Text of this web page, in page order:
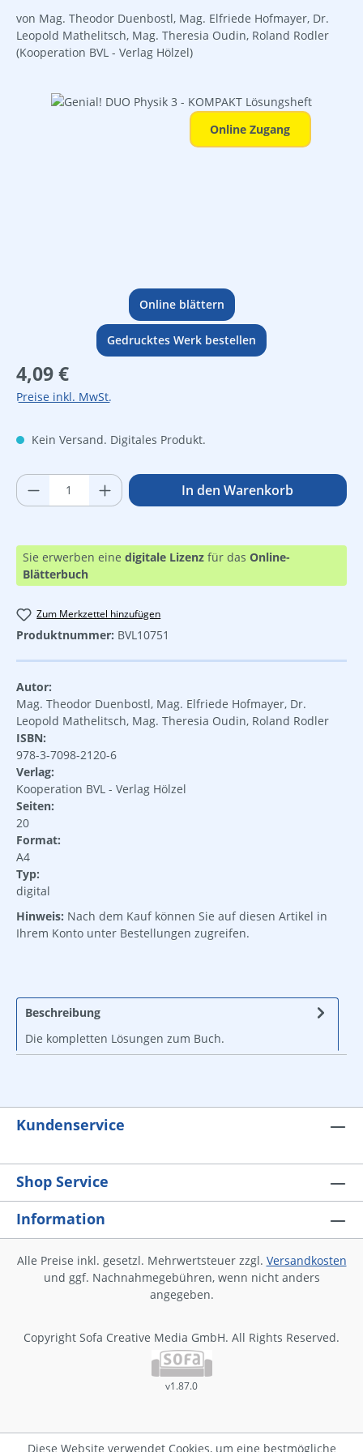
von Mag. Theodor Duenbostl, Mag. Elfriede Hofmayer, Dr.
Leopold Mathelitsch, Mag. Theresia Oudin, Roland Rodler
(Kooperation BVL - Verlag Hölzel)
Bildergalerie überspringen
Online Zugang
Online blättern
Gedrucktes Werk bestellen
Regulärer Preis:
4,09 €
Preise inkl. MwSt.
Kein Versand. Digitales Produkt.
Produkt Anzahl: Gib den gewünschten
In den Warenkorb
Sie erwerben eine digitale Lizenz für das Online-
Blätterbuch
Zum Merkzettel hinzufügen
Produktnummer: BVL10751
Autor:
Mag. Theodor Duenbostl, Mag. Elfriede Hofmayer, Dr.
Leopold Mathelitsch, Mag. Theresia Oudin, Roland Rodler
ISBN:
978-3-7098-2120-6
Verlag:
Kooperation BVL - Verlag Hölzel
Seiten:
20
Format:
A4
Typ:
digital
Hinweis: Nach dem Kauf können Sie auf diesen Artikel in
Ihrem Konto unter Bestellungen zugreifen.
Beschreibung
Die kompletten Lösungen zum Buch.
Kundenservice
Shop Service
Information
Alle Preise inkl. gesetzl. Mehrwertsteuer zzgl. Versandkosten
und ggf. Nachnahmegebühren, wenn nicht anders
angegeben.
Copyright Sofa Creative Media GmbH. All Rights Reserved.
v1.87.0
Diese Website verwendet Cookies, um eine bestmögliche